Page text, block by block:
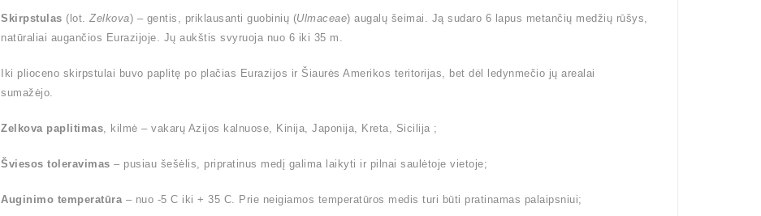
Skirpstulas (lot. Zelkova) – gentis, priklausanti guobinių (Ulmaceae) augalų šeimai. Ją sudaro 6 lapus metančių medžių rūšys,
natūraliai augančios Eurazijoje. Jų aukštis svyruoja nuo 6 iki 35 m.
Iki plioceno skirpstulai buvo paplitę po plačias Eurazijos ir Šiaurės Amerikos teritorijas, bet dėl ledynmečio jų arealai
sumažėjo.
Zelkova paplitimas, kilmė – vakarų Azijos kalnuose, Kinija, Japonija, Kreta, Sicilija ;
Šviesos toleravimas – pusiau šešėlis, pripratinus medį galima laikyti ir pilnai saulėtoje vietoje;
Auginimo temperatūra– nuo -5 C iki + 35 C. Prie neigiamos temperatūros medis turi būti pratinamas palaipsniui;